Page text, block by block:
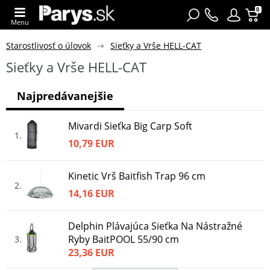
0
Menu
Starostlivosť o úlovok Sieťky a Vrše HELL-CAT
Sieťky a Vrše HELL-CAT
1
Mivardi Sieťka Big Carp Soft
10,79 EUR
2
Kinetic Vrš Baitfish Trap 96 cm
14,16 EUR
3
Delphin Plávajúca Sieťka Na Nástražné
Ryby BaitPOOL 55/90 cm
23,36 EUR
Najpredávanejšie